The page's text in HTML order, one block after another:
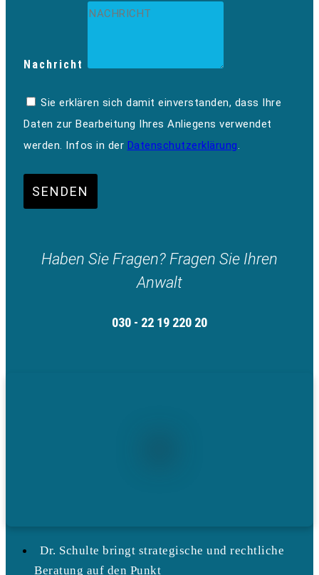
Nachricht
Sie erklären sich damit einverstanden, dass Ihre
Daten zur Bearbeitung Ihres Anliegens verwendet
werden. Infos in der Datenschutzerklärung.
SENDEN
Haben Sie Fragen? Fragen Sie Ihren
Anwalt
030 - 22 19 220 20
Dr. Schulte bringt strategische und rechtliche
Beratung auf den Punkt